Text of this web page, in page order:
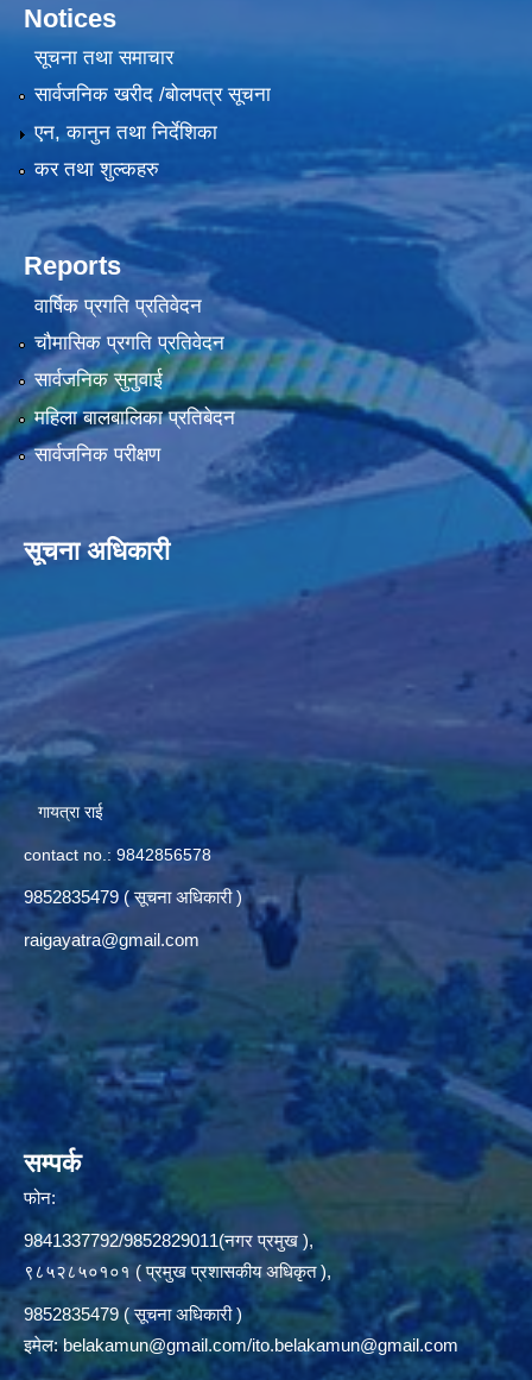
Notices
सूचना तथा समाचार
सार्वजनिक खरीद /बोलपत्र सूचना
एन, कानुन तथा निर्देशिका
कर तथा शुल्कहरु
Reports
वार्षिक प्रगति प्रतिवेदन
चौमासिक प्रगति प्रतिवेदन
सार्वजनिक सुनुवाई
महिला बालबालिका प्रतिबेदन
सार्वजनिक परीक्षण
सूचना अधिकारी
गायत्रा राई
contact no.: 9842856578
9852835479 ( सूचना अधिकारी )
raigayatra@gmail.com
सम्पर्क
फोन:
9841337792/9852829011(नगर प्रमुख ),
९८५२८५०१०१ ( प्रमुख प्रशासकीय अधिकृत ),
9852835479 ( सूचना अधिकारी )
इमेल:belakamun@gmail.com/ito.belakamun@gmail.com